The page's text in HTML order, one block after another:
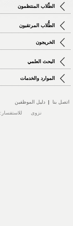
الطّلاب المنتظمون
الطُّلاب المرتقبون
الخريجون
البحث العلمي
الموارد والخدمات
بنا | دليل الموظفين
نزوى للاستفسار: 0096825446234